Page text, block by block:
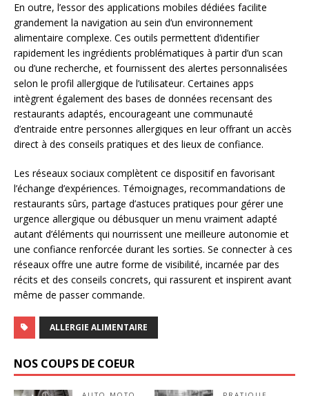
En outre, l’essor des applications mobiles dédiées facilite
grandement la navigation au sein d’un environnement
alimentaire complexe. Ces outils permettent d’identifier
rapidement les ingrédients problématiques à partir d’un scan
ou d’une recherche, et fournissent des alertes personnalisées
selon le profil allergique de l’utilisateur. Certaines apps
intègrent également des bases de données recensant des
restaurants adaptés, encourageant une communauté
d’entraide entre personnes allergiques en leur offrant un accès
direct à des conseils pratiques et des lieux de confiance.
Les réseaux sociaux complètent ce dispositif en favorisant
l’échange d’expériences. Témoignages, recommandations de
restaurants sûrs, partage d’astuces pratiques pour gérer une
urgence allergique ou débusquer un menu vraiment adapté
autant d’éléments qui nourrissent une meilleure autonomie et
une confiance renforcée durant les sorties. Se connecter à ces
réseaux offre une autre forme de visibilité, incarnée par des
récits et des conseils concrets, qui rassurent et inspirent avant
même de passer commande.
ALLERGIE ALIMENTAIRE
NOS COUPS DE COEUR